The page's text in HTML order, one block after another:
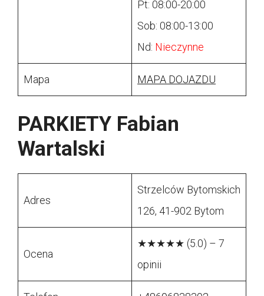
Pt: 08:00-20:00
Sob: 08:00-13:00
Nd: Nieczynne
Mapa MAPA DOJAZDU
PARKIETY Fabian
Wartalski
Adres
Strzelców Bytomskich
126, 41-902 Bytom
Ocena
★★★★★ (5.0) – 7
opinii